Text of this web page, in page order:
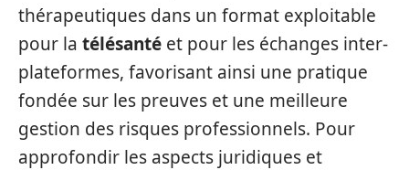
thérapeutiques dans un format exploitable
pour la télésanté et pour les échanges inter-
plateformes, favorisant ainsi une pratique
fondée sur les preuves et une meilleure
gestion des risques professionnels. Pour
approfondir les aspects juridiques et